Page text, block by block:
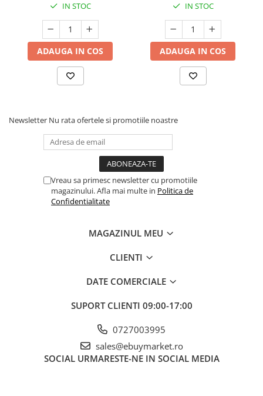
计和装饰，是一种充满活力的设计。 Formel lor prietenoase şi
detaliile bine Defined le fac sa fie nu doar jucarii, ci şi mici
opere de arta.
控制方式：使用操作手册中的控制系统，删除使用中的诽谤性内
材质：采用塑料制成，具有良好的耐用性和使用性能。如果发现
有毒物质，请找到有毒物质。
社交活动：是一个完美的团体运动。复制阿杜纳在公园里的大
交通用途：减少空余时间的理想情况，让您在闲暇时野餐。
Antiderapant, 200cm x
180cm x 1cm
IN STOC
ADAUGA IN COS
Antiderapant, 200cm x
180cm x 1cm
IN STOC
ADAUGA IN COS
Newsletter Nu rata ofertele si promotiile noastre
Vreau sa primesc newsletter cu promotiile
magazinului. Afla mai multe in Politica de
Confidentialitate
MAGAZINUL MEU
CLIENTI
DATE COMERCIALE
SUPORT CLIENTI 09:00-17:00
0727003995
sales@ebuymarket.ro
SOCIAL URMARESTE-NE IN SOCIAL MEDIA